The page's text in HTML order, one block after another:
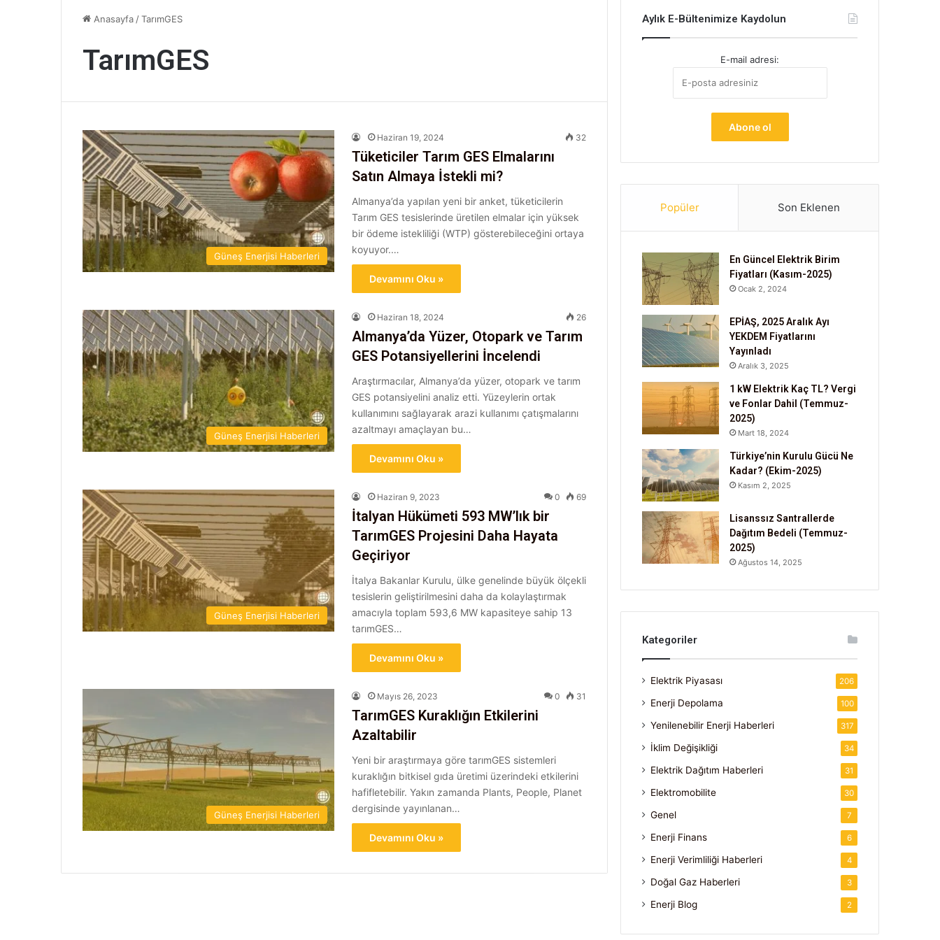
Anasayfa /TarımGES
TarımGES
Güneş Enerjisi Haberleri
Haziran 19, 2024 32
Tüketiciler Tarım GES Elmalarını
Satın Almaya İstekli mi?
Almanya’da yapılan yeni bir anket, tüketicilerin
Tarım GES tesislerinde üretilen elmalar için yüksek
bir ödeme istekliliği (WTP) gösterebileceğini ortaya
koyuyor.…
Devamını Oku »
Güneş Enerjisi Haberleri
Haziran 18, 2024 26
Almanya’da Yüzer, Otopark ve Tarım
GES Potansiyellerini İncelendi
Araştırmacılar, Almanya’da yüzer, otopark ve tarım
GES potansiyelini analiz etti. Yüzeylerin ortak
kullanımını sağlayarak arazi kullanımı çatışmalarını
azaltmayı amaçlayan bu…
Devamını Oku »
Güneş Enerjisi Haberleri
Haziran 9, 2023 0 69
İtalyan Hükümeti 593 MW’lık bir
TarımGES Projesini Daha Hayata
Geçiriyor
İtalya Bakanlar Kurulu, ülke genelinde büyük ölçekli
tesislerin geliştirilmesini daha da kolaylaştırmak
amacıyla toplam 593,6 MW kapasiteye sahip 13
tarımGES…
Devamını Oku »
Güneş Enerjisi Haberleri
Mayıs 26, 2023 0 31
TarımGES Kuraklığın Etkilerini
Azaltabilir
Yeni bir araştırmaya göre tarımGES sistemleri
kuraklığın bitkisel gıda üretimi üzerindeki etkilerini
hafifletebilir. Yakın zamanda Plants, People, Planet
dergisinde yayınlanan…
Devamını Oku »
Aylık E-Bültenimize Kaydolun
E-mail adresi:
Popüler Son Eklenen
En Güncel Elektrik Birim
Fiyatları (Kasım-2025)
Ocak 2, 2024
EPİAŞ, 2025 Aralık Ayı
YEKDEM Fiyatlarını
Yayınladı
Aralık 3, 2025
1 kW Elektrik Kaç TL? Vergi
ve Fonlar Dahil (Temmuz-
2025)
Mart 18, 2024
Türkiye’nin Kurulu Gücü Ne
Kadar? (Ekim-2025)
Kasım 2, 2025
Lisanssız Santrallerde
Dağıtım Bedeli (Temmuz-
2025)
Ağustos 14, 2025
Kategoriler
Elektrik Piyasası 206
Enerji Depolama 100
Yenilenebilir Enerji Haberleri 317
İklim Değişikliği 34
Elektrik Dağıtım Haberleri 31
Elektromobilite 30
Genel 7
Enerji Finans 6
Enerji Verimliliği Haberleri 4
Doğal Gaz Haberleri 3
Enerji Blog 2